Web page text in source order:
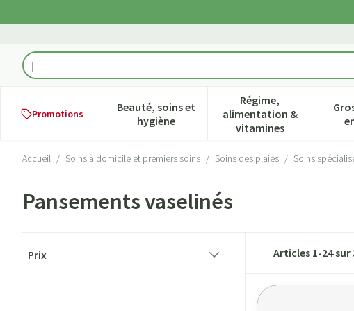
Rechercher
Promotions
Beauté, soins et
hygiène
Afficher le sous-menu pour la catégorie
Régime,
alimentation &
vitamines
Afficher le sous-
Accueil / Soins à domicile et premiers soins / Soins des plaies / Soins
Pansements vaselinés
Prix
Articles 1-24sur